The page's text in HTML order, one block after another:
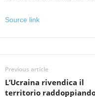
Source link
Previous article
L’Ucraina rivendica il
territorio